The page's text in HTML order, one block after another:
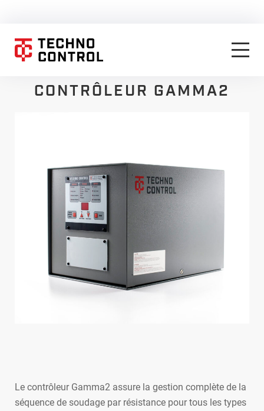
CONTRÔLEUR GAMMA2
Le contrôleur Gamma2 assure la gestion complète de la
séquence de soudage par résistance pour tous les types